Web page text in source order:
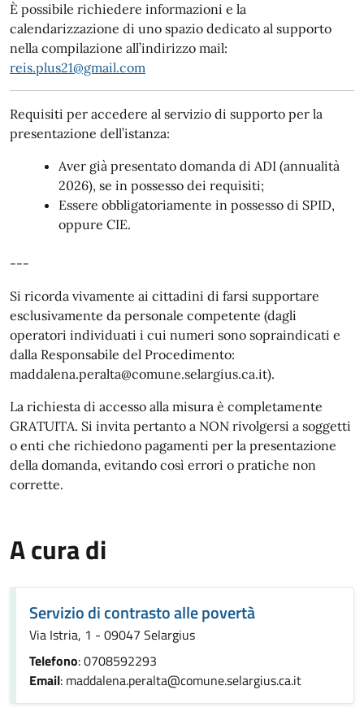
È possibile richiedere informazioni e la
calendarizzazione di uno spazio dedicato al supporto
nella compilazione all’indirizzo mail:
reis.plus21@gmail.com
Requisiti per accedere al servizio di supporto per la
presentazione dell’istanza:
Aver già presentato domanda di ADI (annualità
2026), se in possesso dei requisiti;
Essere obbligatoriamente in possesso di SPID,
oppure CIE.
---
Si ricorda vivamente ai cittadini di farsi supportare
esclusivamente da personale competente (dagli
operatori individuati i cui numeri sono sopraindicati e
dalla Responsabile del Procedimento:
maddalena.peralta@comune.selargius.ca.it).
La richiesta di accesso alla misura è completamente
GRATUITA. Si invita pertanto a NON rivolgersi a soggetti
o enti che richiedono pagamenti per la presentazione
della domanda, evitando così errori o pratiche non
corrette.
A cura di
Servizio di contrasto alle povertà
Via Istria, 1 - 09047 Selargius
Telefono: 0708592293
Email: maddalena.peralta@comune.selargius.ca.it